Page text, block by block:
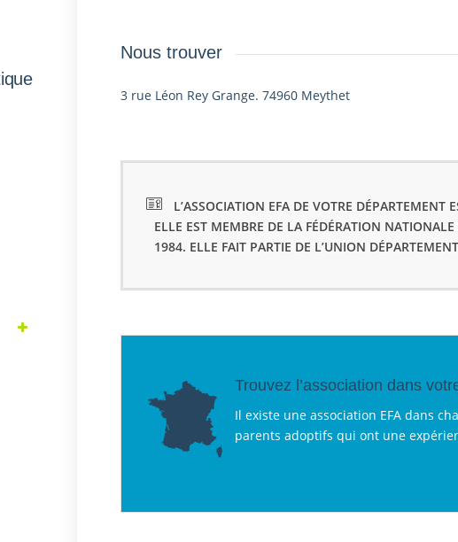
Nous trouver
3 rue Léon Rey Grange. 74960 Meythet
L’ASSOCIATION EFA DE VOTRE DÉPARTEMENT
ELLE EST MEMBRE DE LA FÉDÉRATION
1984. ELLE FAIT PARTIE DE L’UNION
Trouvez l’association dans
Il existe une association EFA dans
parents adoptifs qui ont une